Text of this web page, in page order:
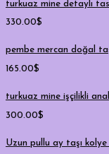
turkuaz mine detaylı
330.00$
pembe mercan doğal
165.00$
turkuaz mine işçilikli
300.00$
Uzun pullu ay taşı